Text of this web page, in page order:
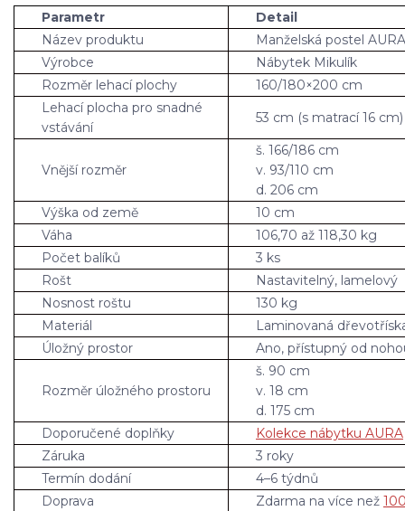
Parametr
Detail
Název produktu
Manželská postel AURA
Výrobce
Nábytek Mikulík
Rozměr lehací plochy
160/180×200 cm
Lehací plocha pro snadné
vstávání
53 cm (s matrací 16 cm)
Vnější rozměr
š. 166/186 cm
v. 93/110 cm
d. 206 cm
Výška od země
10 cm
Váha
106,70 až 118,30 kg
Počet balíků
3 ks
Rošt
Nastavitelný, lamelový
Nosnost roštu
130 kg
Materiál
Laminovaná
Úložný prostor
Ano, přístupný od
Rozměr úložného prostoru
š. 90 cm
v. 18 cm
d. 175 cm
Doporučené doplňky
Kolekce nábytku AURA
Záruka
3 roky
Termín dodání
4–6 týdnů
Doprava
Zdarma na více než